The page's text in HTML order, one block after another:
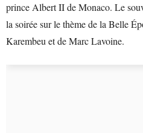
prince Albert II de Monaco. Le
la soirée sur le thème de la Belle
Karembeu et de Marc Lavoine.